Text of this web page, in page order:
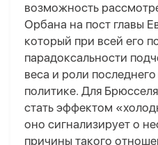
возможность
Орбана на пост главы
который при всей его
парадоксальности
веса и роли
политике. Для
стать эффектом
оно сигнализирует о
причины такого